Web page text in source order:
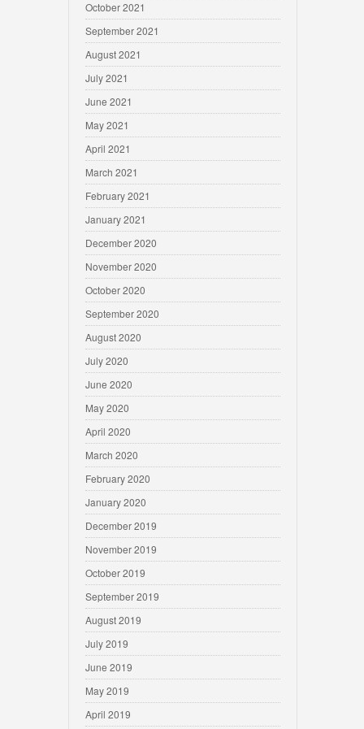
October 2021
September 2021
August 2021
July 2021
June 2021
May 2021
April 2021
March 2021
February 2021
January 2021
December 2020
November 2020
October 2020
September 2020
August 2020
July 2020
June 2020
May 2020
April 2020
March 2020
February 2020
January 2020
December 2019
November 2019
October 2019
September 2019
August 2019
July 2019
June 2019
May 2019
April 2019